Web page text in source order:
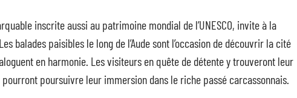
inscrite aussi au patrimoine mondial de l’UNESCO, invite à la
balades paisibles le long de l’Aude sont l’occasion de découvrir la cité
en harmonie. Les visiteurs en quête de détente y trouveront leur
poursuivre leur immersion dans le riche passé carcassonnais.